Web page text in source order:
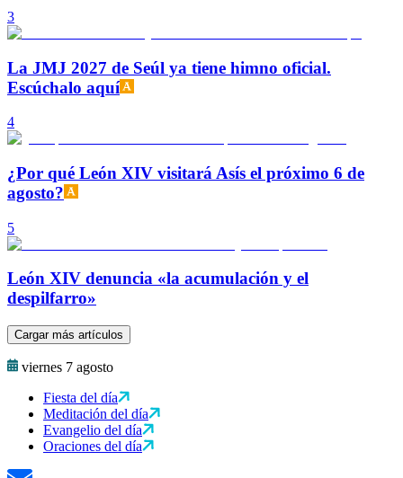
3
La JMJ 2027 de Seúl ya tiene himno oficial.
Escúchalo aquí
4
¿Por qué León XIV visitará Asís el próximo 6 de
agosto?
5
León XIV denuncia «la acumulación y el
despilfarro»
Cargar más artículos
viernes 7 agosto
Fiesta del día
Meditación del día
Evangelio del día
Oraciones del día